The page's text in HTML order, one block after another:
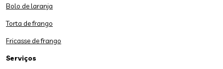
Bolo de laranja
Torta de frango
Fricasse de frango
Serviços